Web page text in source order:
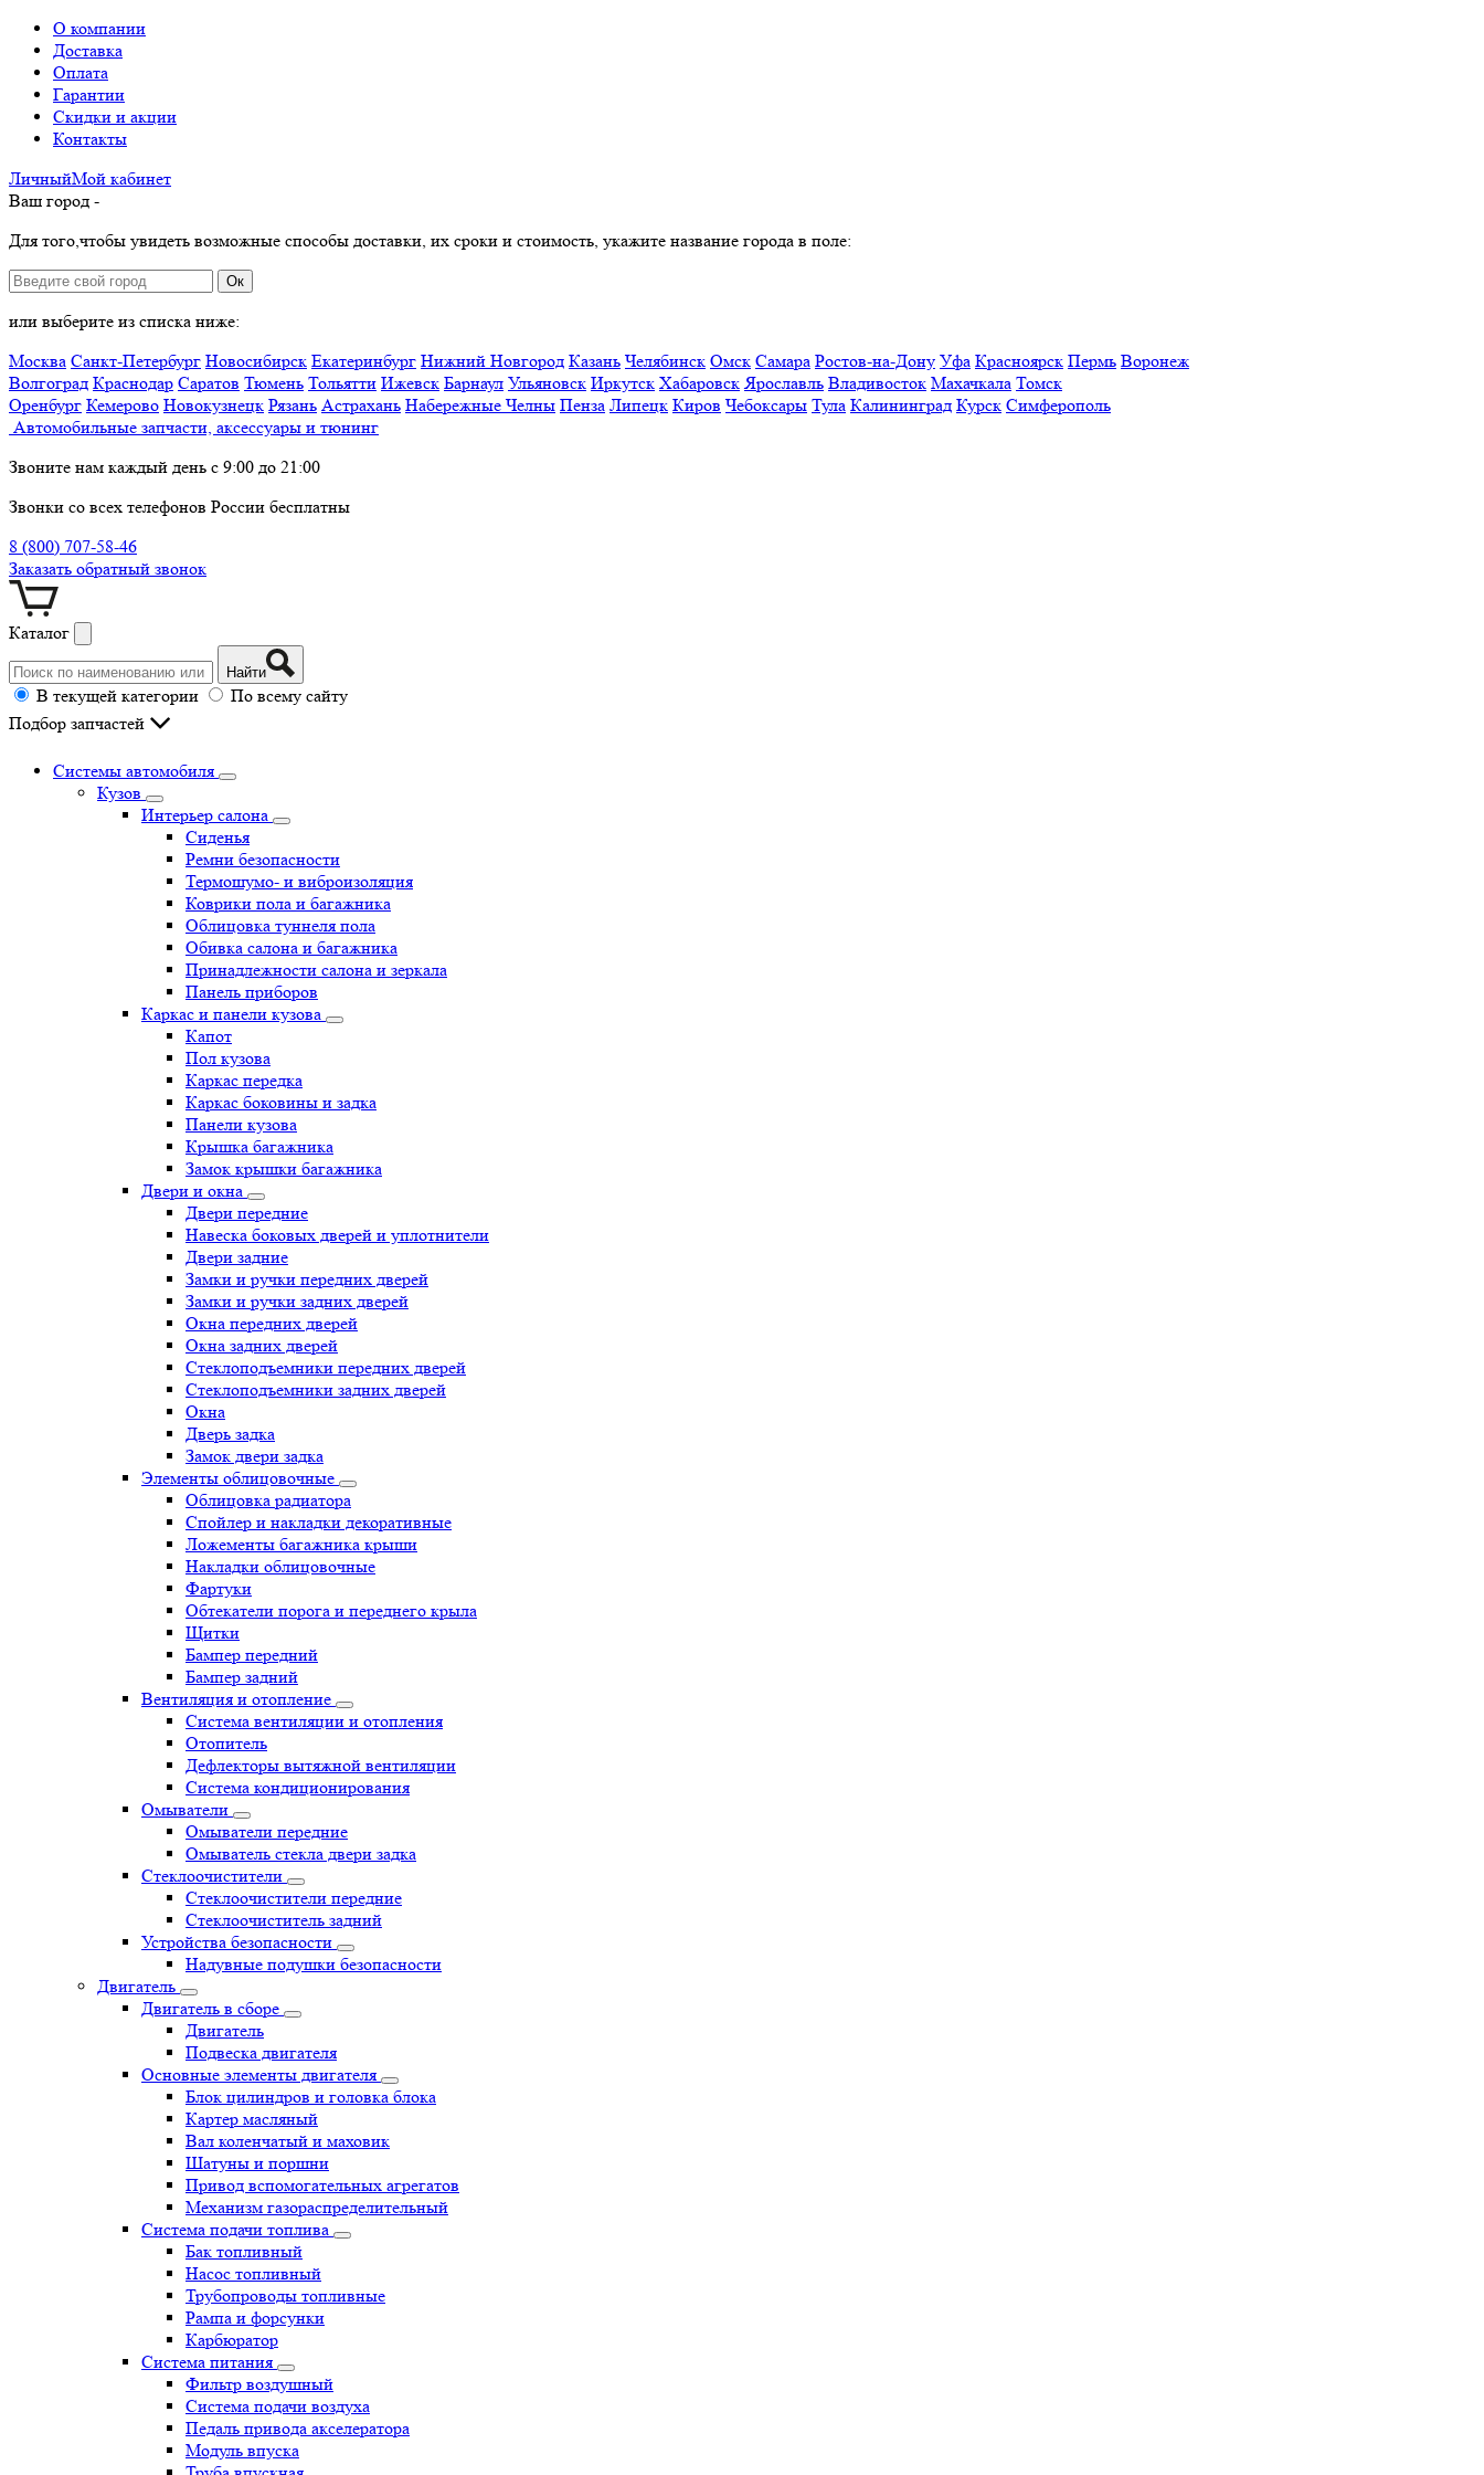
О компании
Доставка
Оплата
Гарантии
Скидки и акции
Контакты
ЛичныйМой кабинет
Ваш город -
Для того,чтобы увидеть возможные способы доставки, их сроки и стоимость, укажите название города в поле:
Ок
или выберите из списка ниже:
Москва Санкт-Петербург Новосибирск Екатеринбург Нижний Новгород Казань Челябинск Омск Самара Ростов-на-Дону Уфа Красноярск Пермь Воронеж
Волгоград Краснодар Саратов Тюмень Тольятти Ижевск Барнаул Ульяновск Иркутск Хабаровск Ярославль Владивосток Махачкала Томск
Оренбург Кемерово Новокузнецк Рязань Астрахань Набережные Челны Пенза Липецк Киров Чебоксары Тула Калининград Курск Симферополь
Автомобильные запчасти, аксессуары и тюнинг
Звоните нам каждый день с 9:00 до 21:00
Звонки со всех телефонов России бесплатны
8 (800) 707-58-46
Заказать обратный звонок
Каталог
Найти
В текущей категории
По всему сайту
Подбор запчастей
Системы автомобиля
Кузов
Интерьер салона
Сиденья
Ремни безопасности
Термошумо- и виброизоляция
Коврики пола и багажника
Облицовка туннеля пола
Обивка салона и багажника
Принадлежности салона и зеркала
Панель приборов
Каркас и панели кузова
Капот
Пол кузова
Каркас передка
Каркас боковины и задка
Панели кузова
Крышка багажника
Замок крышки багажника
Двери и окна
Двери передние
Навеска боковых дверей и уплотнители
Двери задние
Замки и ручки передних дверей
Замки и ручки задних дверей
Окна передних дверей
Окна задних дверей
Стеклоподъемники передних дверей
Стеклоподъемники задних дверей
Окна
Дверь задка
Замок двери задка
Элементы облицовочные
Облицовка радиатора
Спойлер и накладки декоративные
Ложементы багажника крыши
Накладки облицовочные
Фартуки
Обтекатели порога и переднего крыла
Щитки
Бампер передний
Бампер задний
Вентиляция и отопление
Система вентиляции и отопления
Отопитель
Дефлекторы вытяжной вентиляции
Система кондиционирования
Омыватели
Омыватели передние
Омыватель стекла двери задка
Стеклоочистители
Стеклоочистители передние
Стеклоочиститель задний
Устройства безопасности
Надувные подушки безопасности
Двигатель
Двигатель в сборе
Двигатель
Подвеска двигателя
Основные элементы двигателя
Блок цилиндров и головка блока
Картер масляный
Вал коленчатый и маховик
Шатуны и поршни
Привод вспомогательных агрегатов
Механизм газораспределительный
Система подачи топлива
Бак топливный
Насос топливный
Трубопроводы топливные
Рампа и форсунки
Карбюратор
Система питания
Фильтр воздушный
Система подачи воздуха
Педаль привода акселератора
Модуль впуска